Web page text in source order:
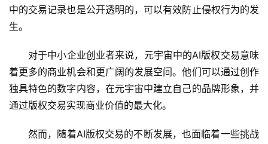
中的交易记录也是公开透明的，可以有效防止侵权行为的发
生。
对于中小企业创业者来说，元宇宙中的AI版权交易意味
着更多的商业机会和更广阔的发展空间。他们可以通过创作
独具特色的数字内容，在元宇宙中建立自己的品牌形象，并
通过版权交易实现商业价值的最大化。
然而，随着AI版权交易的不断发展，也面临着一些挑战